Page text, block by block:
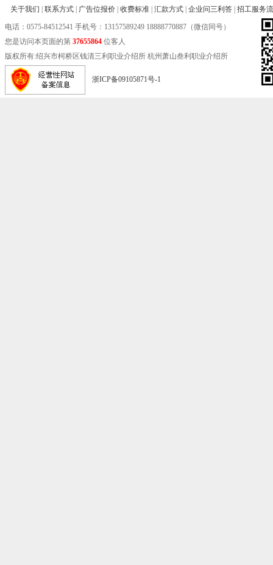
关于我们 联系方式 广告位报价 收费标准 汇款方式 企业问三利答 招工服务
电话： 0575-84512541 手机号：13157589249 18888770887（微信同号）
您是访问本页面的第 37655864 位客人
版权所有:绍兴市柯桥区钱清三利职业介绍所 杭州萧山叁利职业介绍所
浙ICP备09105871号-1